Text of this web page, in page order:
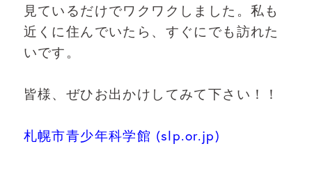
見ているだけでワクワクしました。私も
近くに住んでいたら、すぐにでも訪れた
いです。
皆様、ぜひお出かけしてみて下さい！！
札幌市青少年科学館 (slp.or.jp)